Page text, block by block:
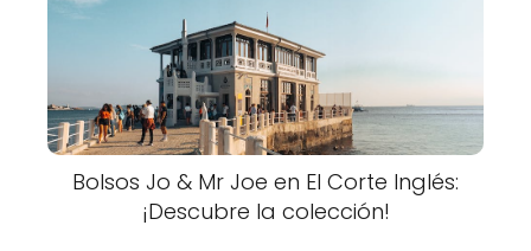
Bolsos Jo & Mr Joe en El Corte Inglés:
¡Descubre la colección!